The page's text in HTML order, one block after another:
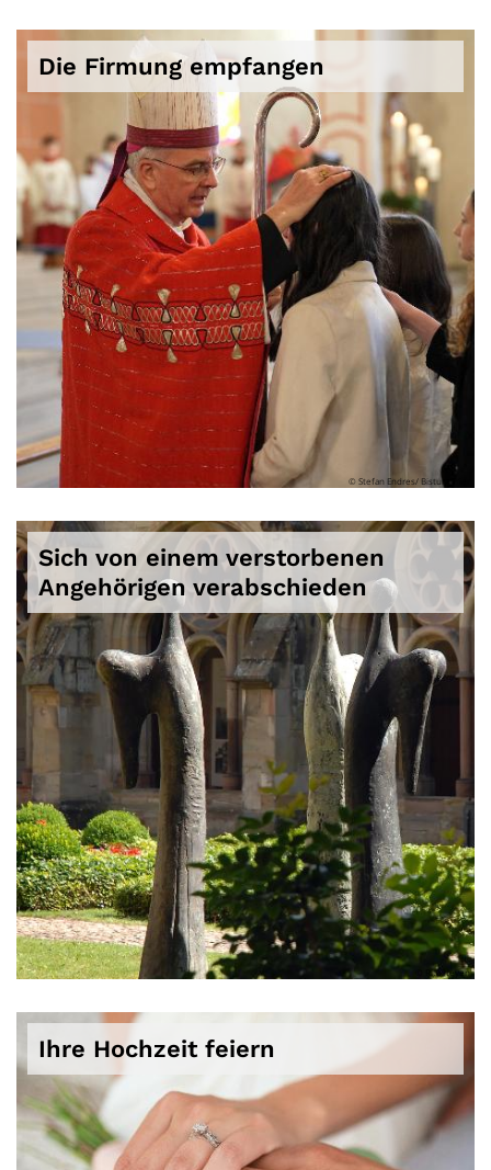
Die Firmung empfangen
© Stefan Endres/ Bistum Trier
Sich von einem verstorbenen
Angehörigen verabschieden
© Rita Heyen
Ihre Hochzeit feiern